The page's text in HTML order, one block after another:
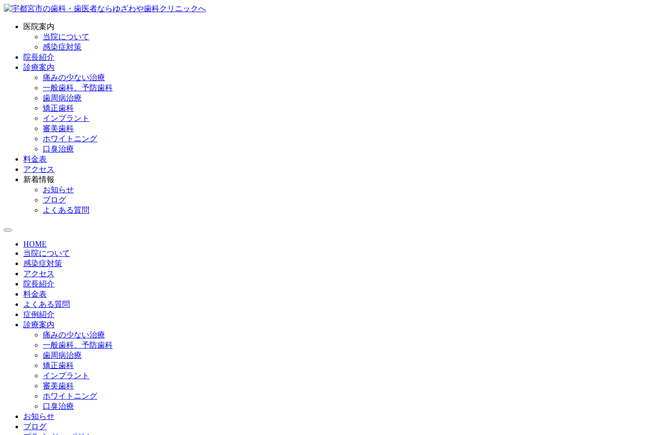
医院案内
当院について
感染症対策
院長紹介
診療案内
痛みの少ない治療
一般歯科、予防歯科
歯周病治療
矯正歯科
インプラント
審美歯科
ホワイトニング
口臭治療
料金表
アクセス
新着情報
お知らせ
ブログ
よくある質問
HOME
当院について
感染症対策
アクセス
院長紹介
料金表
よくある質問
症例紹介
診療案内
痛みの少ない治療
一般歯科、予防歯科
歯周病治療
矯正歯科
インプラント
審美歯科
ホワイトニング
口臭治療
お知らせ
ブログ